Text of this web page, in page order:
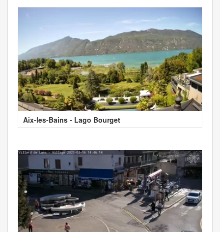
Aix-les-Bains - Lago Bourget